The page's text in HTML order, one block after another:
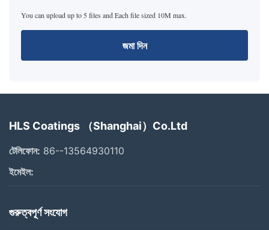
You can upload up to 5 files and Each file sized 10M max.
জমা দিন
HLS Coatings （Shanghai）Co.Ltd
টেলিফোন: 86--13564930110
ইমেইল:
গুরুত্বপূর্ণ সংযোগ